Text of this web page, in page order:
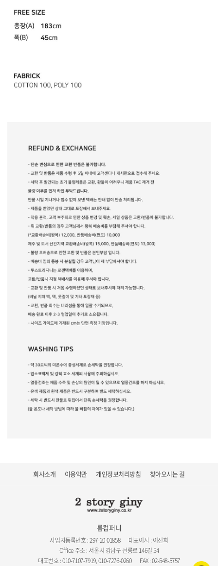
회사소개 이용약관 개인정보처리방침 찾아오시는 길
롬컴퍼니
사업자등록번호 : 297-20-01858
대표이사 : 이진희
Office 주소 : 서울시 강남구 선릉로 146길 54
대표번호 : 010-7107-7919, 010-7276-0260
FAX : 02-548-5757